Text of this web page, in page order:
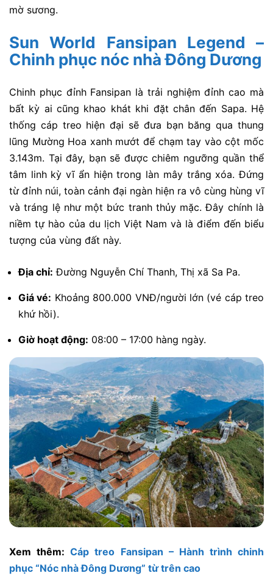
mờ sương.
Sun World Fansipan Legend –
Chinh phục nóc nhà Đông Dương
Chinh phục đỉnh Fansipan là trải nghiệm đỉnh cao mà
bất kỳ ai cũng khao khát khi đặt chân đến Sapa. Hệ
thống cáp treo hiện đại sẽ đưa bạn băng qua thung
lũng Mường Hoa xanh mướt để chạm tay vào cột mốc
3.143m. Tại đây, bạn sẽ được chiêm ngưỡng quần thể
tâm linh kỳ vĩ ẩn hiện trong làn mây trắng xóa. Đứng
từ đỉnh núi, toàn cảnh đại ngàn hiện ra vô cùng hùng vĩ
và tráng lệ như một bức tranh thủy mặc. Đây chính là
niềm tự hào của du lịch Việt Nam và là điểm đến biểu
tượng của vùng đất này.
Địa chỉ: Đường Nguyễn Chí Thanh, Thị xã Sa Pa.
Giá vé: Khoảng 800.000 VNĐ/người lớn (vé cáp treo
khứ hồi).
Giờ hoạt động: 08:00 – 17:00 hàng ngày.
Xem thêm:Cáp treo Fansipan – Hành trình chinh
phục “Nóc nhà Đông Dương” từ trên cao